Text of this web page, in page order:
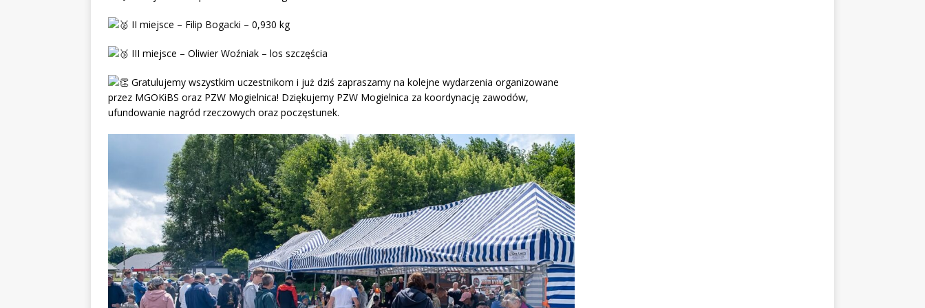
II miejsce – Filip Bogacki – 0,930 kg
III miejsce – Oliwier Woźniak – los szczęścia
Gratulujemy wszystkim uczestnikom i już dziś zapraszamy na kolejne wydarzenia organizowane
przez MGOKiBS oraz PZW Mogielnica! Dziękujemy PZW Mogielnica za koordynację zawodów,
ufundowanie nagród rzeczowych oraz poczęstunek.